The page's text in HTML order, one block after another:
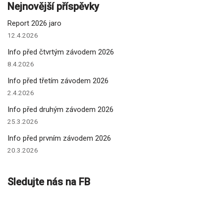
Nejnovější příspěvky
Report 2026 jaro
12.4.2026
Info před čtvrtým závodem 2026
8.4.2026
Info před třetím závodem 2026
2.4.2026
Info před druhým závodem 2026
25.3.2026
Info před prvním závodem 2026
20.3.2026
Sledujte nás na FB